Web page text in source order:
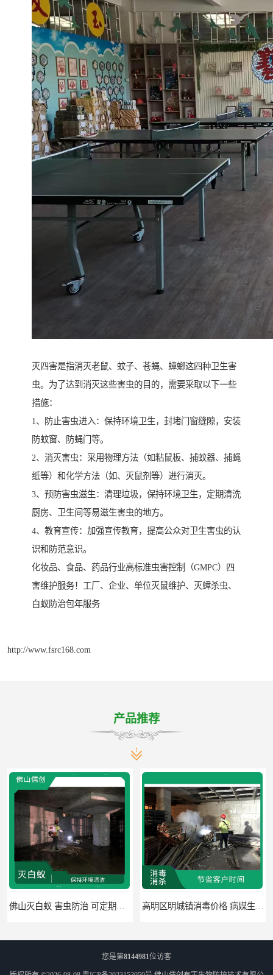
灭四害是指消灭老鼠、蚊子、苍蝇、蟑螂这四种卫生害
虫。为了达到消灭这些害虫的目的，需要采取以下一些
措施：
1、防止害虫进入：保持环境卫生，封堵门窗缝隙，安装
防蚊窗、防蝇门等。
2、消灭害虫：采用物理方法（如粘鼠板、捕蚊器、捕蝇
纸等）和化学方法（如、灭鼠剂等）进行消灭。
3、预防害虫滋生：清理垃圾，保持环境卫生，定期清洗
厨房、卫生间等易滋生害虫的地方。
4、教育宣传：加强宣传教育，提高公众对卫生害虫的认
识和防范意识。
化妆品、食品、药品行业高标准虫害控制（GMPC）四
害维护服务！工厂、企业、单位灭鼠维护、灭蟑杀虫、
白蚁防治包年服务
http://www.fsrc168.com
产品推荐
您是第8144981位访客